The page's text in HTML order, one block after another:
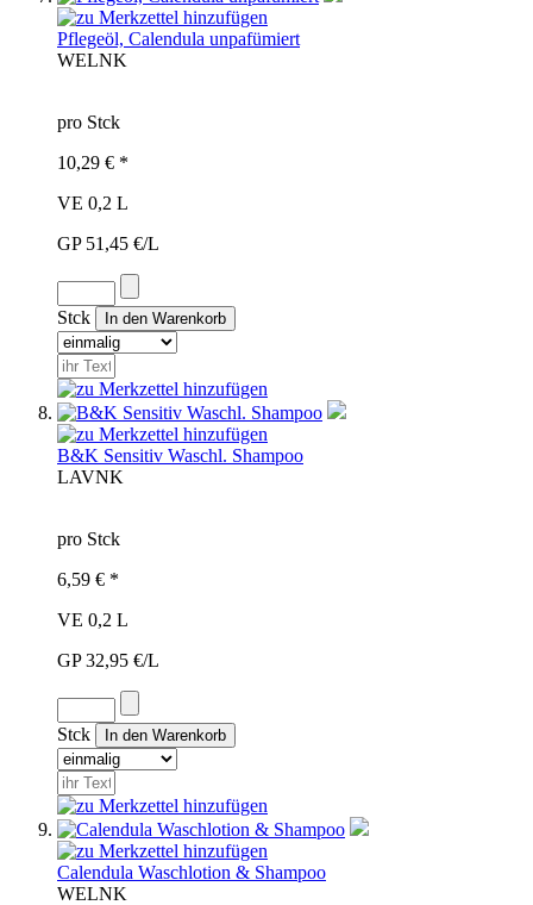
Pflegeöl, Calendula unpafümiert
WELNK
pro Stck
10,29 € *
VE 0,2 L
GP 51,45 €/L
Stck
B&K Sensitiv Waschl. Shampoo
LAVNK
pro Stck
6,59 € *
VE 0,2 L
GP 32,95 €/L
Stck
Calendula Waschlotion & Shampoo
WELNK